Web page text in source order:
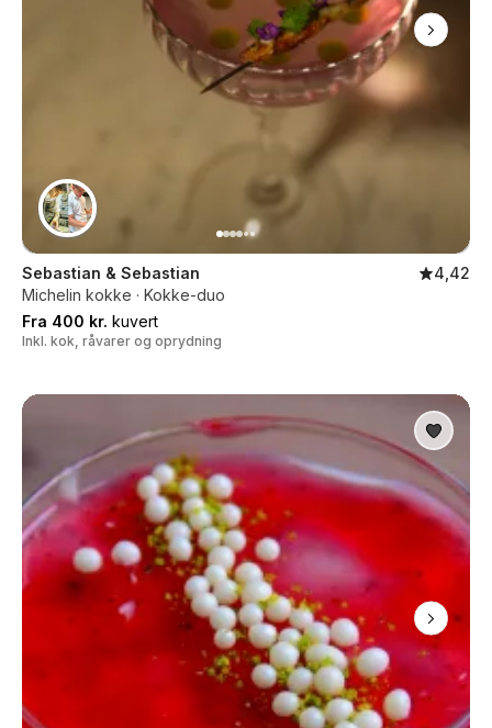
Sebastian & Sebastian
4,42
Michelin kokke · Kokke-duo
Fra 400 kr. kuvert
Inkl. kok, råvarer og oprydning